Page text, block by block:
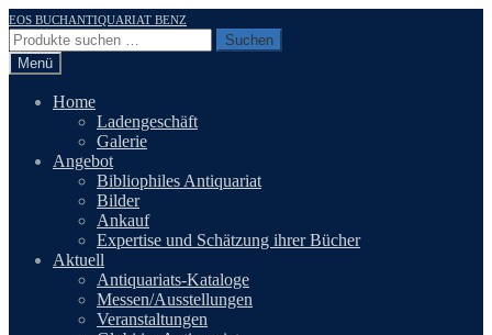
Zur
Navigation
springen
Zum
Inhalt
springen
EOS BUCHANTIQUARIAT BENZ
Suchen
nach:
Suchen
Menü
Home
Ladengeschäft
Galerie
Angebot
Bibliophiles Antiquariat
Bilder
Ankauf
Expertise und Schätzung ihrer Bücher
Aktuell
Antiquariats-Kataloge
Messen/Ausstellungen
Veranstaltungen